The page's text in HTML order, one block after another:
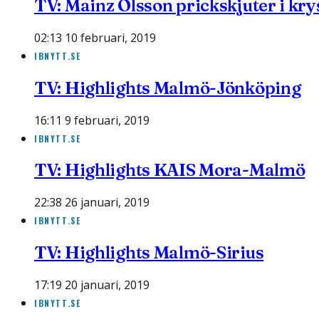
TV: Mainz Olsson prickskjuter i
02:13 10 februari, 2019
IBNYTT.SE
TV: Highlights Malmö-Jönköping
16:11 9 februari, 2019
IBNYTT.SE
TV: Highlights KAIS Mora-Malmö
22:38 26 januari, 2019
IBNYTT.SE
TV: Highlights Malmö-Sirius
17:19 20 januari, 2019
IBNYTT.SE